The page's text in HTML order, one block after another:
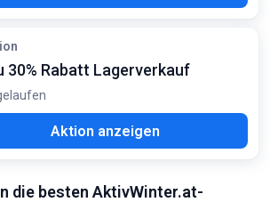
30% Rabatt Lagerverkauf
Aktion anzeigen
die besten AktivWinter.at-